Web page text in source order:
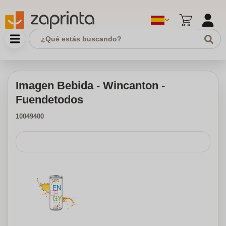
Imagen Bebida - Wincanton -
Fuendetodos
10049400